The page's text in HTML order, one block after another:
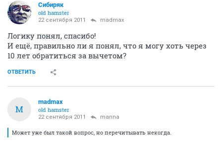
Сибиряк
old hamster
22 сентября 2011 madmax
Логику понял, спасибо!
И ещё, правильно ли я понял, что я могу хоть через
10 лет обратиться за вычетом?
ОТВЕТИТЬ
M
madmax
old hamster
22 сентября 2011 manna
Может уже был такой вопрос, но перечитывать некогда.